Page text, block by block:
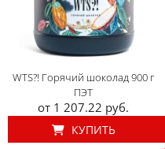
WTS?! Горячий шоколад 900 г
ПЭТ
от 1 207.22 руб.
КУПИТЬ